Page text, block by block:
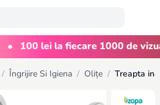
100 lei la fiecare 1000 de
/ Îngrijire Si Igiena / Olițe /